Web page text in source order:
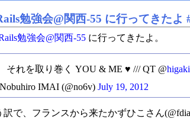
勉強会@関西-55 に行ってきたよ
勉強会@関西-55 に行ってきたよ。
それを取り巻く YOU & ME ♥ /// QT @higaki
IMAI (@no6v) July 19, 2012
訳で、フランスから来たかずひこさん